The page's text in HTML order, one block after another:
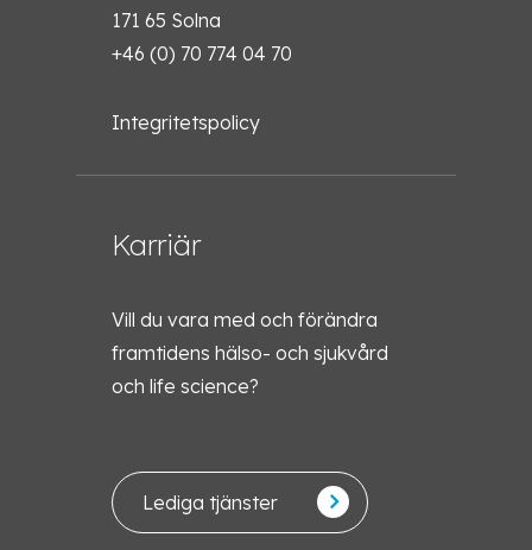
171 65 Solna
+46 (0) 70 774 04 70
Integritetspolicy
Karriär
Vill du vara med och förändra
framtidens hälso- och sjukvård
och life science?
Lediga tjänster